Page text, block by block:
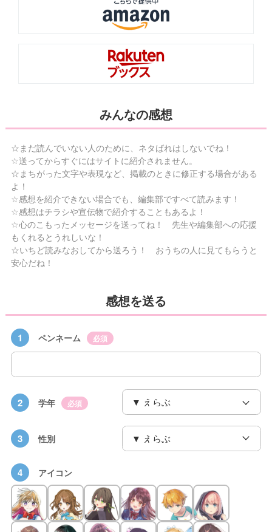
みんなの感想
☆まだ読んでいない人のために、ネタばれはしないでね！
☆送ってからすぐにはサイトに紹介されません。
☆まちがった文字や表現など、掲載のときに修正する場合がある
よ！
☆感想を紹介できない場合でも、編集部ですべて読みます！
☆感想はチラシや宣伝物で紹介することもあるよ！
☆心のこもったメッセージを送ってね！ 先生や編集部への応援
もくれるとうれしいな！
☆いちど読みなおしてから送ろう！ おうちの人に見てもらうと
安心だね！
感想を送る
1 ペンネーム 必須
2 学年 必須
3 性別
4 アイコン